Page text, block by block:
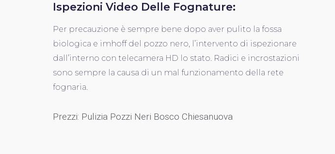
Ispezioni Video Delle Fognature:
Per precauzione è sempre bene dopo aver pulito la fossa
biologica e imhoff del pozzo nero, l’intervento di ispezionare
dall’interno con telecamera HD lo stato. Radici e incrostazioni
sono sempre la causa di un mal funzionamento della rete
fognaria.
Prezzi: Pulizia Pozzi Neri Bosco Chiesanuova